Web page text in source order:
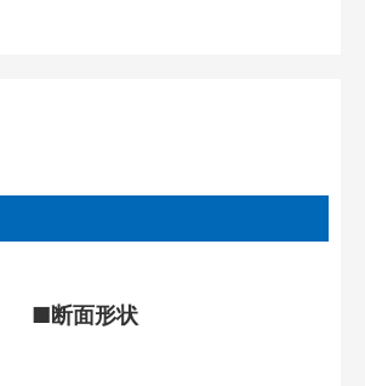
■断面形状